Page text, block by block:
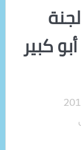
كبير